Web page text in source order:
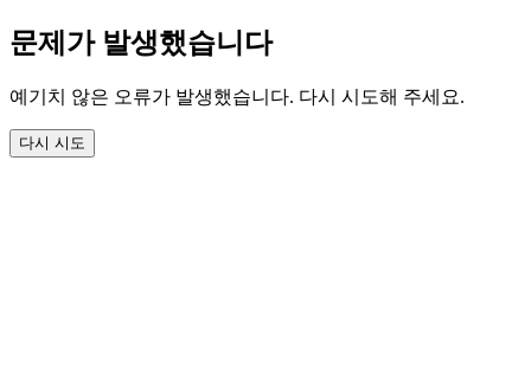
문제가 발생했습니다
예기치 않은 오류가 발생했습니다. 다시 시도해 주세요.
다시 시도